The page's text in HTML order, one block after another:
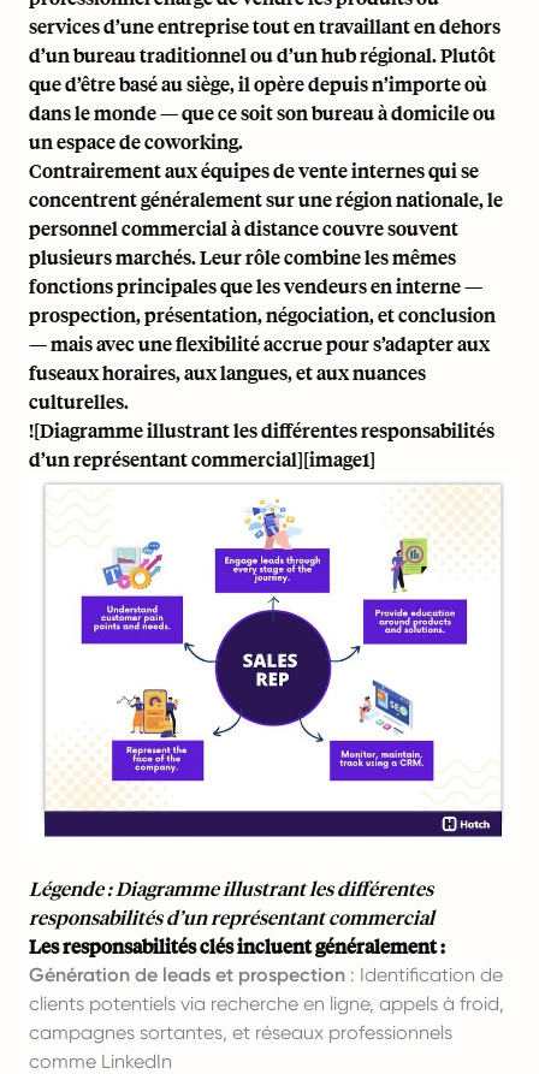
services d’une entreprise tout en travaillant en dehors
d’un bureau traditionnel ou d’un hub régional. Plutôt
que d’être basé au siège, il opère depuis n’importe où
dans le monde — que ce soit son bureau à domicile ou
un espace de coworking.
Contrairement aux équipes de vente internes qui se
concentrent généralement sur une région nationale, le
personnel commercial à distance couvre souvent
plusieurs marchés. Leur rôle combine les mêmes
fonctions principales que les vendeurs en interne —
prospection, présentation, négociation, et conclusion
— mais avec une flexibilité accrue pour s’adapter aux
fuseaux horaires, aux langues, et aux nuances
culturelles.
![Diagramme illustrant les différentes responsabilités
d’un représentant commercial][image1]
Légende : Diagramme illustrant les différentes
responsabilités d’un représentant commercial
Les responsabilités clés incluent généralement :
Génération de leads et prospection : Identification de
clients potentiels via recherche en ligne, appels à froid,
campagnes sortantes, et réseaux professionnels
comme LinkedIn